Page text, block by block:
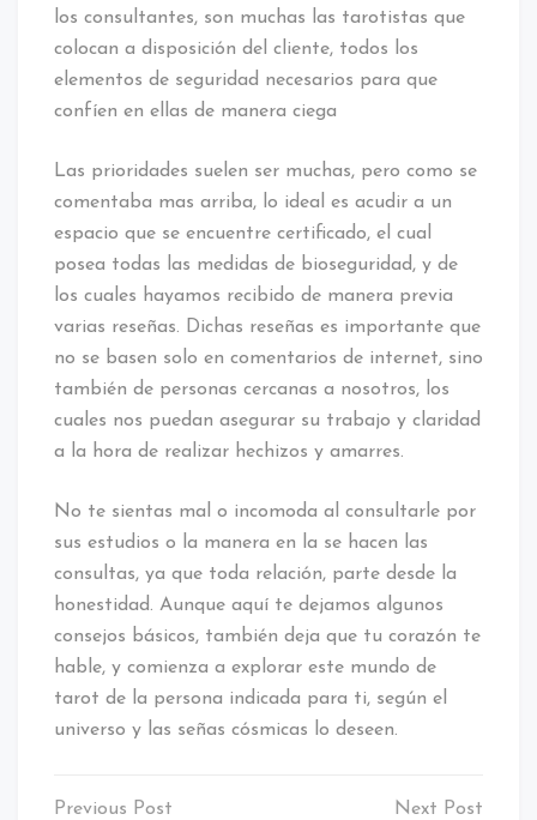
los consultantes, son muchas las tarotistas que
colocan a disposición del cliente, todos los
elementos de seguridad necesarios para que
confíen en ellas de manera ciega
Las prioridades suelen ser muchas, pero como se
comentaba mas arriba, lo ideal es acudir a un
espacio que se encuentre certificado, el cual
posea todas las medidas de bioseguridad, y de
los cuales hayamos recibido de manera previa
varias reseñas. Dichas reseñas es importante que
no se basen solo en comentarios de internet, sino
también de personas cercanas a nosotros, los
cuales nos puedan asegurar su trabajo y claridad
a la hora de realizar hechizos y amarres.
No te sientas mal o incomoda al consultarle por
sus estudios o la manera en la se hacen las
consultas, ya que toda relación, parte desde la
honestidad. Aunque aquí te dejamos algunos
consejos básicos, también deja que tu corazón te
hable, y comienza a explorar este mundo de
tarot de la persona indicada para ti, según el
universo y las señas cósmicas lo deseen.
Navegación